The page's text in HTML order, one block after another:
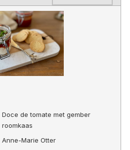
Doce de tomate met gember
roomkaas
Anne-Marie Otter